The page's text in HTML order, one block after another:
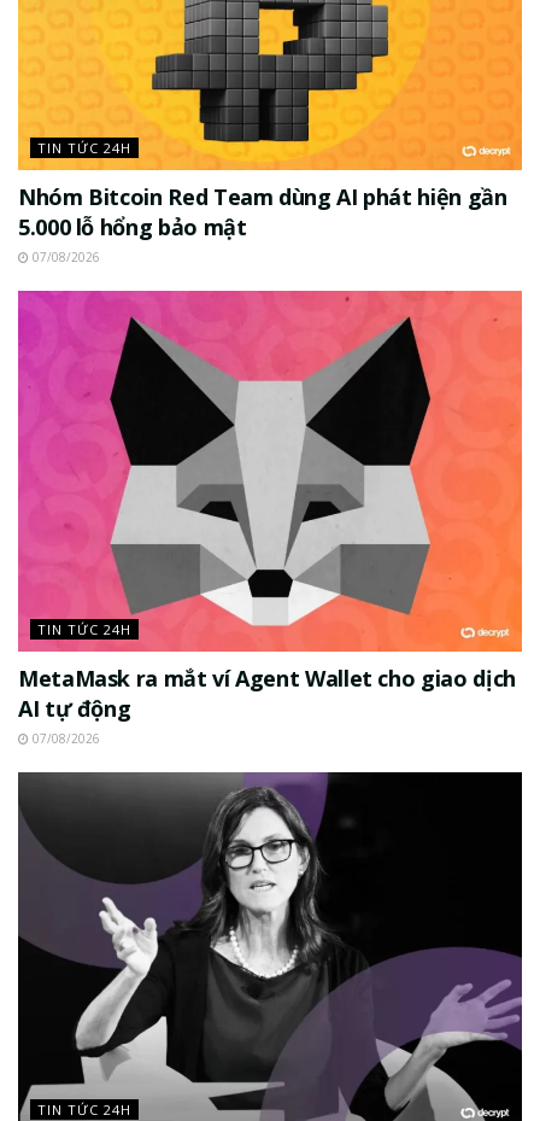
TIN TỨC 24H
Nhóm Bitcoin Red Team dùng AI phát hiện gần
5.000 lỗ hổng bảo mật
07/08/2026
TIN TỨC 24H
MetaMask ra mắt ví Agent Wallet cho giao dịch
AI tự động
07/08/2026
TIN TỨC 24H